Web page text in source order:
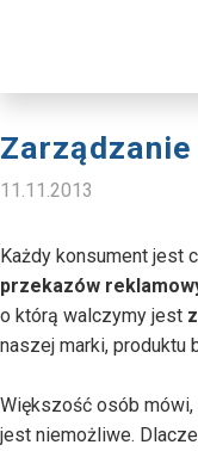
11.11.2013
Każdy konsument jest
przekazów
o którą walczymy jest
naszej marki, produktu
Większość osób mówi,
jest niemożliwe.